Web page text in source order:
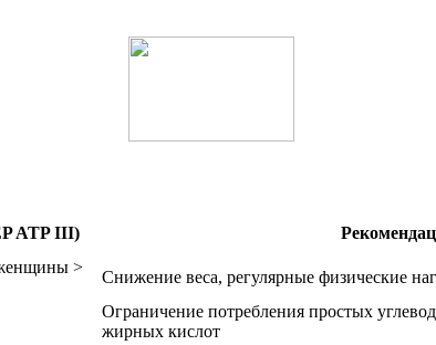
ATP III)
>
Снижение веса, регулярные физические
Ограничение потребления простых
жирных кислот